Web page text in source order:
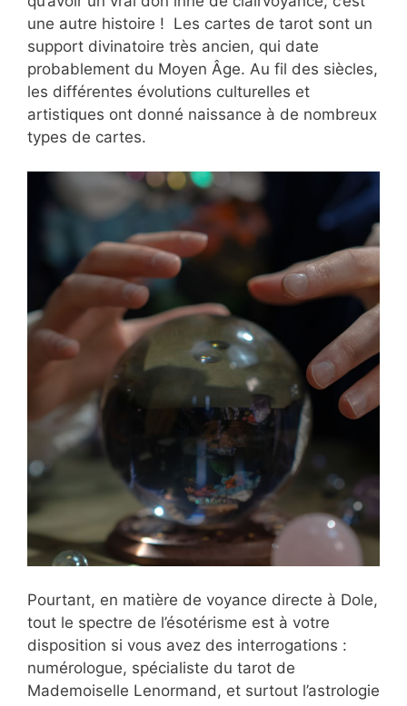
une autre histoire ! Les cartes de tarot sont un
support divinatoire très ancien, qui date
probablement du Moyen Âge. Au fil des siècles,
les différentes évolutions culturelles et
artistiques ont donné naissance à de nombreux
types de cartes.
Pourtant, en matière de voyance directe à Dole,
tout le spectre de l’ésotérisme est à votre
disposition si vous avez des interrogations :
numérologue, spécialiste du tarot de
Mademoiselle Lenormand, et surtout l’astrologie